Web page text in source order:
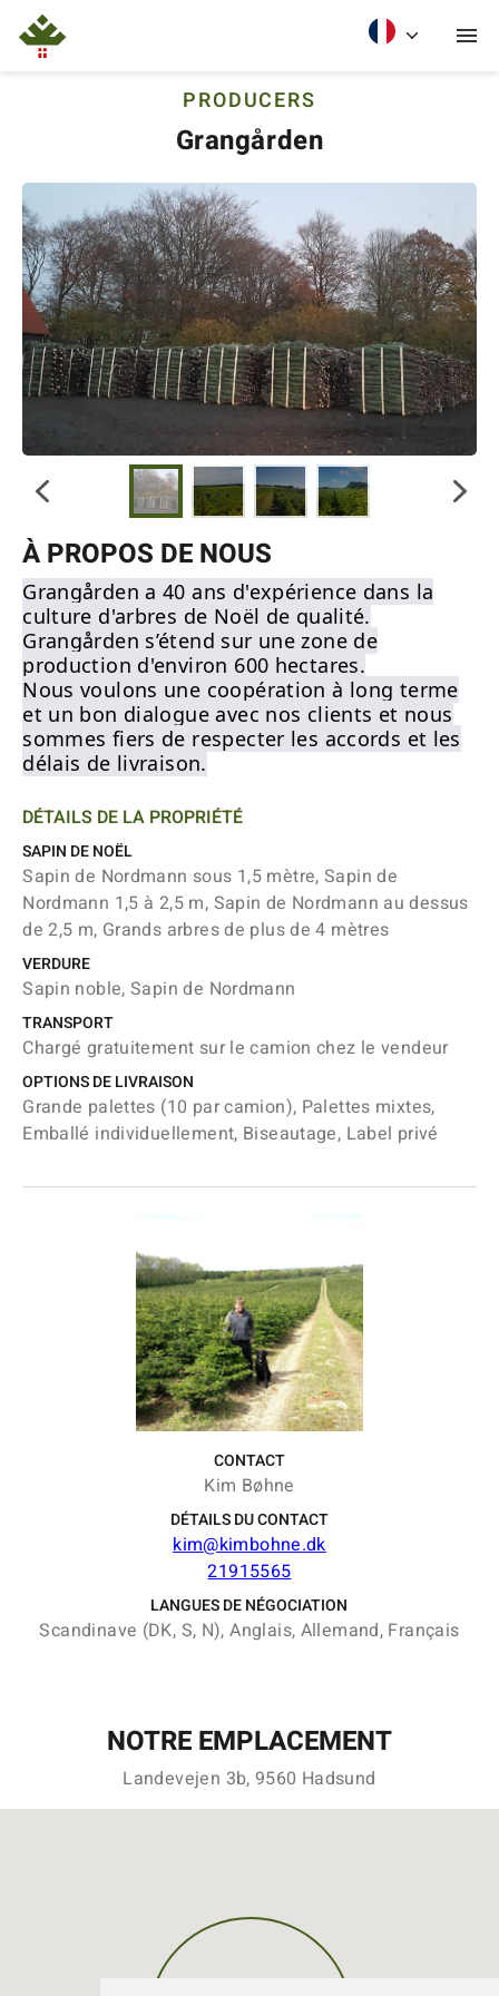
PRODUCERS
Grangården
À PROPOS DE NOUS
Grangården a 40 ans d'expérience dans la
culture d'arbres de Noël de qualité.
Grangården s’étend sur une zone de
production d'environ 600 hectares.
Nous voulons une coopération à long terme
et un bon dialogue avec nos clients et nous
sommes fiers de respecter les accords et les
délais de livraison.
DÉTAILS DE LA PROPRIÉTÉ
SAPIN DE NOËL
Sapin de Nordmann sous 1,5 mètre, Sapin de
Nordmann 1,5 à 2,5 m, Sapin de Nordmann au dessus
de 2,5 m, Grands arbres de plus de 4 mètres
VERDURE
Sapin noble, Sapin de Nordmann
TRANSPORT
Chargé gratuitement sur le camion chez le vendeur
OPTIONS DE LIVRAISON
Grande palettes (10 par camion), Palettes mixtes,
Emballé individuellement, Biseautage, Label privé
CONTACT
Kim Bøhne
DÉTAILS DU CONTACT
kim@kimbohne.dk
21915565
LANGUES DE NÉGOCIATION
Scandinave (DK, S, N), Anglais, Allemand, Français
NOTRE EMPLACEMENT
Landevejen 3b, 9560 Hadsund